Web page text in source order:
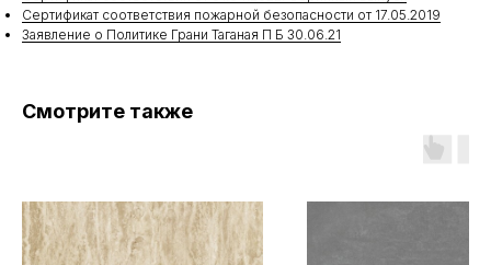
Сертификат соответствия пожарной безопасности от 17.05.2019
Заявление о Политике Грани Таганая П Б 30.06.21
Смотрите также